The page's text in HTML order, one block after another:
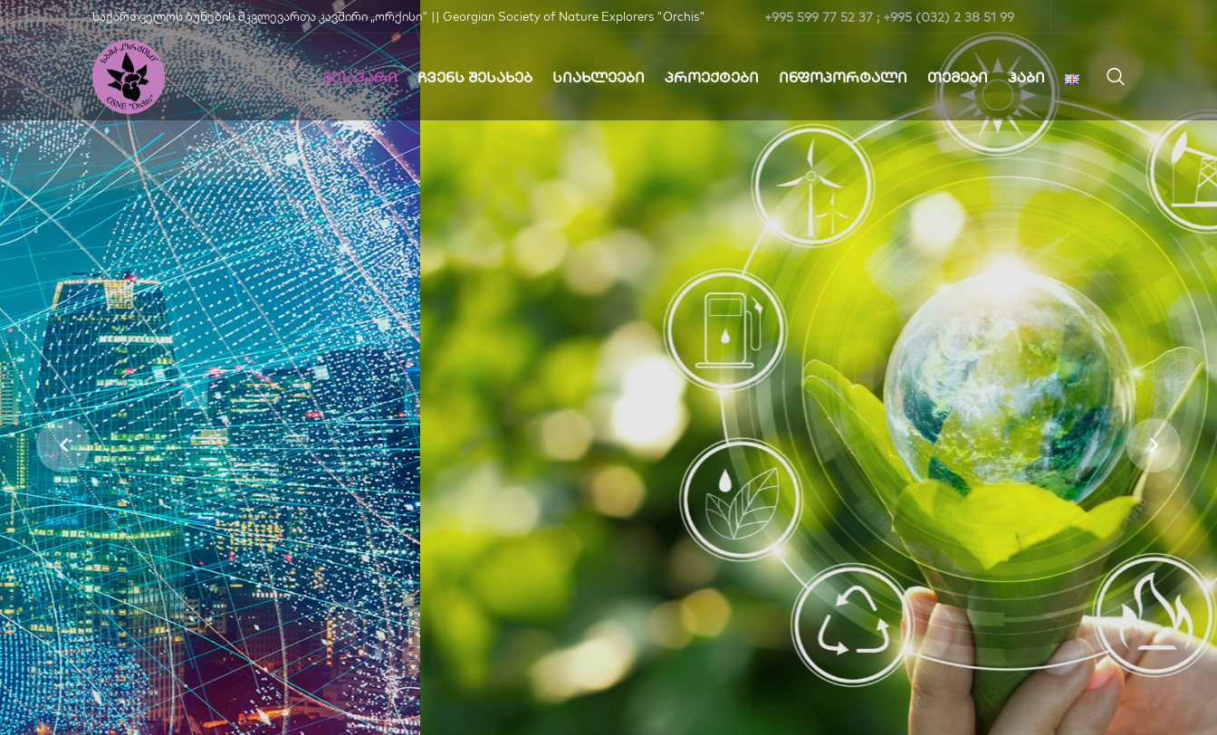
საქართველოს ბუნების მკვლევართა კავშირი „ორქისი" || Georgian Society of Nature Explorers "Orchis" +995 599 77 52 37 ; +995 (032) 2 38 51 99
ᲛᲗᲐᲕᲐᲠᲘ ᲩᲕᲔᲜᲡ ᲨᲔᲡᲐᲮᲔᲑ ᲡᲘᲐᲮᲚᲔᲔᲑᲘ ᲞᲠᲝᲔᲥᲢᲔᲑᲘ ᲘᲜᲤᲝᲞᲝᲠᲢᲐᲚᲘ ᲗᲔᲛᲔᲑᲘ ᲰᲐᲑᲘ
Მწვანე
Განვითარება
ჩვენი პლანეტის დასაცავად
პროექტების მხარდაჭერა
ᲕᲘᲜ ᲕᲐᲠᲗ ᲠᲐᲡ ᲕᲐᲙᲔᲗᲔᲑᲗ